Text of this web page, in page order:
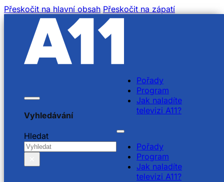
Přeskočit na hlavní obsah Přeskočit na zápatí
Vyhledávání
Hledat
Pořady
Program
Jak naladíte
televizi A11?
Pořady
Program
Jak naladíte
televizi A11?
Kamila Hübsch, Markéta
Prunerová, Bohuslav